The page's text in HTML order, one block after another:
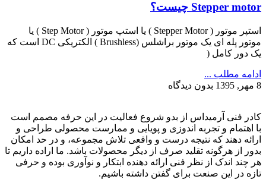
Stepper motor چیست؟
استپر موتور ( Stepper Motor ) یا استپ موتور ( Step Motor ) یا
موتور پله ای یک موتور براشلس (Brushless ) الکتریکی DC است که
یک دور کامل (
ادامه مطلب ...
8 مهر, 1395
بدون دیدگاه
کادر فنی آرمیداس از بدو شروع فعالیت در این حرفه مصمم است
با اهتمام و تجربه اندوزی و پویایی و ممارست محصولی طراحی و
ارائه دهند که نتیجه درست و واقعی تلاش مجموعه، و در حد امکان
بدور از هرگونه تقلید صرف از دیگر محصولات باشد. ما اراده داریم تا
هر چند اندک از نظر فنی ارائه دهنده ابتکار و نوآوری بوده و حرفی
تازه در این صنعت برای گفتن داشته باشیم.